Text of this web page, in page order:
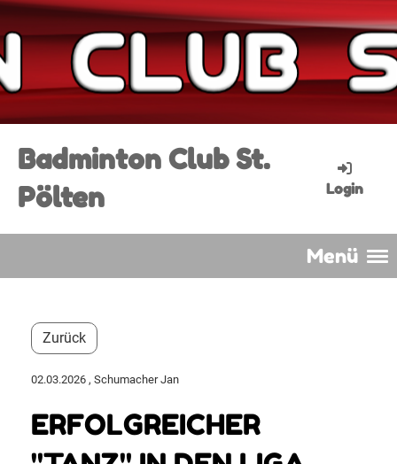
Badminton Club St.
Pölten
Login
Menü
Zurück
02.03.2026 , Schumacher Jan
ERFOLGREICHER